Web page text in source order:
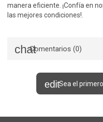
manera eficiente. ¡Confía en
las mejores condiciones!.
Comentarios (0)
Sea el